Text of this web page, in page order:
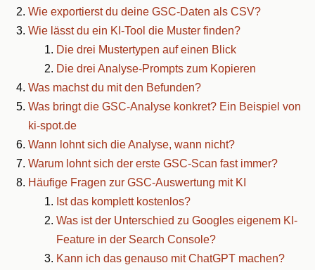
Wie exportierst du deine GSC-Daten als CSV?
Wie lässt du ein KI-Tool die Muster finden?
Die drei Mustertypen auf einen Blick
Die drei Analyse-Prompts zum Kopieren
Was machst du mit den Befunden?
Was bringt die GSC-Analyse konkret? Ein Beispiel von
ki-spot.de
Wann lohnt sich die Analyse, wann nicht?
Warum lohnt sich der erste GSC-Scan fast immer?
Häufige Fragen zur GSC-Auswertung mit KI
Ist das komplett kostenlos?
Was ist der Unterschied zu Googles eigenem KI-
Feature in der Search Console?
Kann ich das genauso mit ChatGPT machen?